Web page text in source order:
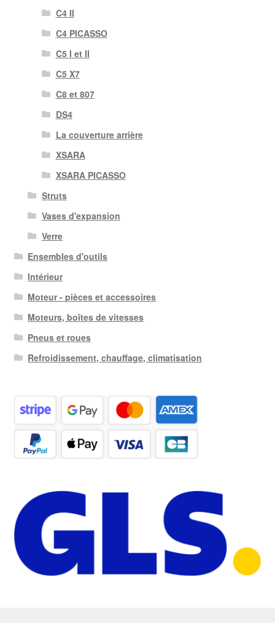
C4 II
C4 PICASSO
C5 I et II
C5 X7
C8 et 807
DS4
La couverture arrière
XSARA
XSARA PICASSO
Struts
Vases d'expansion
Verre
Ensembles d'outils
Intérieur
Moteur - pièces et accessoires
Moteurs, boîtes de vitesses
Pneus et roues
Refroidissement, chauffage, climatisation